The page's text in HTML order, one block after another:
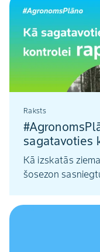
Raksts
sagatavoties
Kā izskatās
šosezon